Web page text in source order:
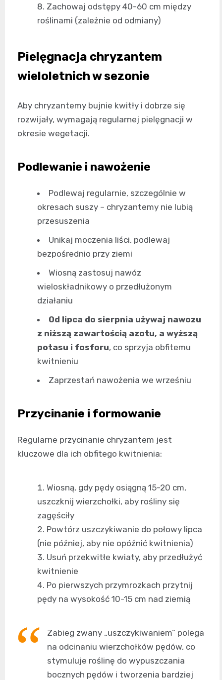
Zachowaj odstępy 40-60 cm między
roślinami (zależnie od odmiany)
Pielęgnacja chryzantem
wieloletnich w sezonie
Aby chryzantemy bujnie kwitły i dobrze się
rozwijały, wymagają regularnej pielęgnacji w
okresie wegetacji.
Podlewanie i nawożenie
Podlewaj regularnie, szczególnie w
okresach suszy – chryzantemy nie lubią
przesuszenia
Unikaj moczenia liści, podlewaj
bezpośrednio przy ziemi
Wiosną zastosuj nawóz
wieloskładnikowy o przedłużonym
działaniu
Od lipca do sierpnia używaj nawozu
z niższą zawartością azotu, a wyższą
potasu i fosforu, co sprzyja obfitemu
kwitnieniu
Zaprzestań nawożenia we wrześniu
Przycinanie i formowanie
Regularne przycinanie chryzantem jest
kluczowe dla ich obfitego kwitnienia:
Wiosną, gdy pędy osiągną 15-20 cm,
uszczknij wierzchołki, aby rośliny się
zagęściły
Powtórz uszczykiwanie do połowy lipca
(nie później, aby nie opóźnić kwitnienia)
Usuń przekwitłe kwiaty, aby przedłużyć
kwitnienie
Po pierwszych przymrozkach przytnij
pędy na wysokość 10-15 cm nad ziemią
Zabieg zwany „uszczykiwaniem” polega
na odcinaniu wierzchołków pędów, co
stymuluje roślinę do wypuszczania
bocznych pędów i tworzenia bardziej